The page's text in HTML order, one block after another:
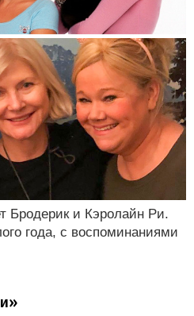
Бродерик и Кэролайн Ри.
года, с воспоминаниями